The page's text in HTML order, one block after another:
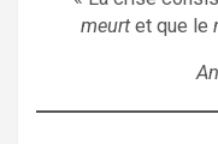
meurtet que le